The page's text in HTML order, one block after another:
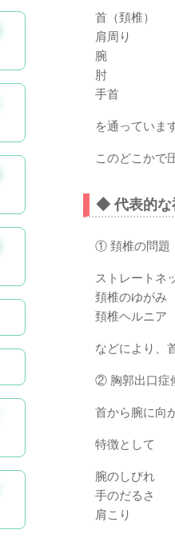
首（頚椎）
肩周り
腕
肘
手首
を通っていま
このどこかで
◆ 代表的な
① 頚椎の問題
ストレートネ
頚椎のゆがみ
頚椎ヘルニア
などにより、
② 胸郭出口症
首から腕に向
特徴として
腕のしびれ
手のだるさ
肩こり